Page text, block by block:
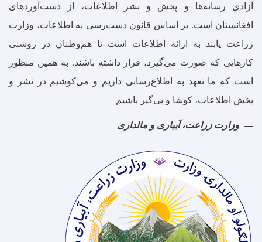
آزادی رسانه‌ها و پخش و نشر اطلاعات، از دست‌آوردهای
افغانستان است. بر اساس قانون دست‌رسی به اطلاعات، وزارت
زراعت پابند به ارائه اطلاعات است تا هم‌وطنان در روشنی
کارهایی که صورت می‌گیرد، قرار داشته باشند. به همین منظور
است که ما تعهد به اطلاع‌رسانی داریم و می‌کوشیم در نشر و
پخش اطلاعات، کوشا و پی‌گیر باشیم
وزارت زراعت، آبیاری و مالداری